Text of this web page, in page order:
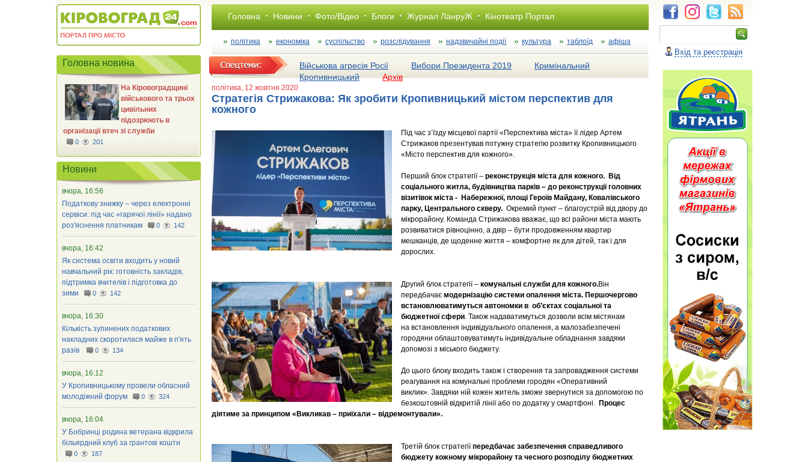
Головна Новини Фото/Відео Блоги Журнал ЛанруЖ Кінотеатр Портал
політика економіка суспільство розслiдування надзвичайні події культура таблоїд афіша
Військова агресія Росії Вибори Президента 2019
Кримінальний
Кропивницький
Архів
політика, 12 жовтня 2020
Стратегія Стрижакова: Як зробити Кропивницький містом перспектив для
кожного
Під час з’їзду місцевої партії «Перспектива міста» її лідер Артем
Стрижаков презентував потужну стратегію розвитку Кропивницького
«Місто перспектив для кожного».
Перший блок стратегії – реконструкція міста для кожного. Від
соціального житла, будівництва парків – до реконструкції головних
візитівок міста - Набережної, площі Героїв Майдану, Ковалівського
парку, Центрального скверу. Окремий пункт – благоустрій від двору до
мікрорайону. Команда Стрижакова вважає, що всі райони міста мають
розвиватися рівноцінно, а двір – бути продовженням квартир
мешканців, де щоденне життя – комфортне як для дітей, так і для
дорослих.
Другий блок стратегії – комунальні служби для кожного.Він
передбачає модернізацію системи опалення міста. Першочергово
встановлюватимуться автономки в об’єктах соціальної та
бюджетної сфери. Також надаватимуться дозволи всім містянам
на встановлення індивідуального опалення, а малозабезпечені
городяни облаштовуватимуть індивідуальне обладнання завдяки
допомозі з міського бюджету.
До цього блоку входить також і створення та запровадження системи
реагування на комунальні проблеми городян «Оперативний
виклик». Завдяки ній кожен житель зможе звернутися за допомогою по
безкоштовній відкритій лінії або по додатку у смартфоні. Процес
діятиме за принципом «Викликав – приїхали – відремонтували».
Третій блок стратегіїпередбачає забезпечення справедливого
бюджету кожному мікрорайону та чесного розподілу бюджетних
Головна новина
На Кіровоградщині
військового та трьох
цивільних
підозрюють в
організації втеч зі служби
0 201
Новини
вчора, 16:56
Податкову знижку – через електронні
сервіси: під час «гарячої лінії» надано
роз'яснення платникам
0 142
вчора, 16:42
Як система освіти входить у новий
навчальний рік: готовність закладів,
підтримка вчителів і підготовка до
зими
0 142
вчора, 16:30
Кількість зупинених податкових
накладних скоротилася майже в п'ять
разів
0 134
вчора, 16:12
У Кропивницькому провели обласний
молодіжний форум
0 324
вчора, 16:04
У Бобринці родина ветерана відкрила
більярдний клуб за грантові кошти
0 187
Вхід та реєстрація